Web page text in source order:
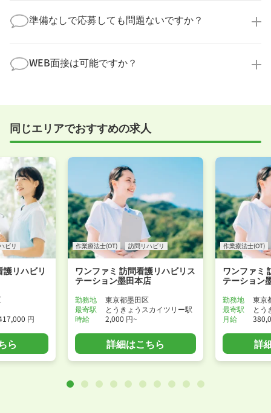
す！
積極的に受け入れています。実際の職場環境や働く人
の様子を見ることで、より安心してご判断いただけま
ださい！
準備なしで応募しても問題ないですか？
まで、一からサポートいたします。「転職を考え始め
たばかり」「何から始めればいいか分からない」とい
WEB面接は可能ですか？
すめしていますが、企業様によってはWEB面接を導入
事前に確認することは可能ですので、お気軽にお申し
付けください！
同じエリアでおすすめの求人
ビリ
リハビリ
円
ら
作業療法士(OT) 訪問リハビリ
ワンファミ 訪問看護リハビリス
テーション墨田本店
勤務地
東京都墨田区
最寄駅
とうきょうスカイツリー駅
時給
2,000 円~
詳細はこちら
作業療法士(OT)
ワンファミ
テーション
勤務地
東京
最寄駅
とう
月給
詳